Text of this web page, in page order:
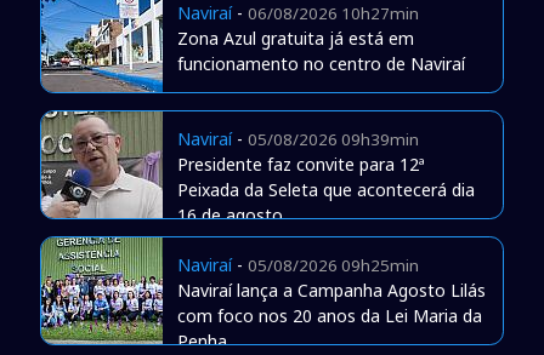
Naviraí- 06/08/2026 10h27min
Zona Azul gratuita já está em
funcionamento no centro de Naviraí
Naviraí- 05/08/2026 09h39min
Presidente faz convite para 12ª
Peixada da Seleta que acontecerá dia
16 de agosto
Naviraí- 05/08/2026 09h25min
Naviraí lança a Campanha Agosto Lilás
com foco nos 20 anos da Lei Maria da
Penha